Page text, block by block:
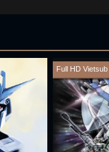
Full HD Vietsub